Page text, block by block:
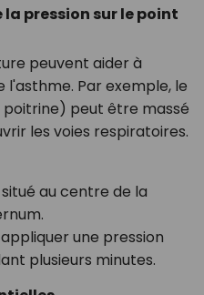
pression sur le point
peuvent aider à
Par exemple, le
poitrine) peut être massé
les voies respiratoires.
situé au centre de la
une pression
plusieurs minutes.